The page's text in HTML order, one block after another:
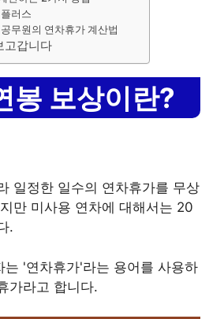
러스
무원의 연차휴가 계산법
고갑니다
봉 보상이란?
일정한 일수의 연차휴가를 무상
만 미사용 연차에 대해서는 20
.
는 '연차휴가'라는 용어를 사용하
가라고 합니다.